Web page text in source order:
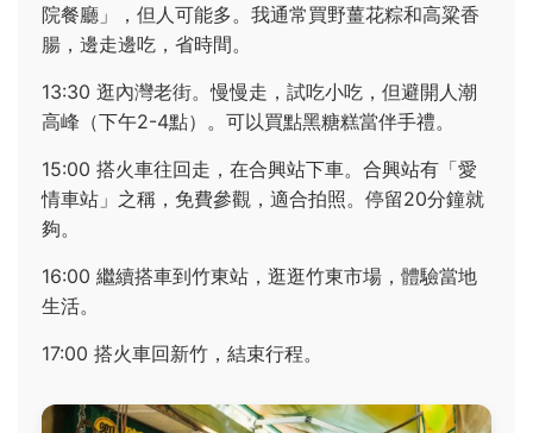
院餐廳」，但人可能多。我通常買野薑花粽和高粱香
腸，邊走邊吃，省時間。
13:30 逛內灣老街。慢慢走，試吃小吃，但避開人潮
高峰（下午2-4點）。可以買點黑糖糕當伴手禮。
15:00 搭火車往回走，在合興站下車。合興站有「愛
情車站」之稱，免費參觀，適合拍照。停留20分鐘就
夠。
16:00 繼續搭車到竹東站，逛逛竹東市場，體驗當地
生活。
17:00 搭火車回新竹，結束行程。